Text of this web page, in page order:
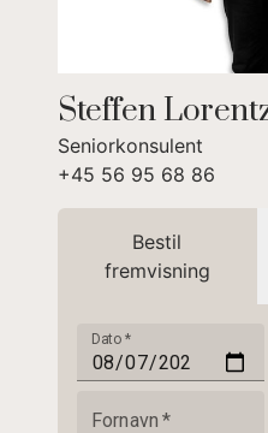
Steffen
Seniorkonsulent
+45 56 95 68 86
Bestil
fremvisning
Dato *
Fornavn *